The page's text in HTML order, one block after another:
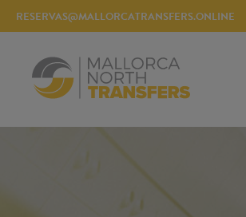
RESERVAS@MALLORCATRANSFERS.ONLINE